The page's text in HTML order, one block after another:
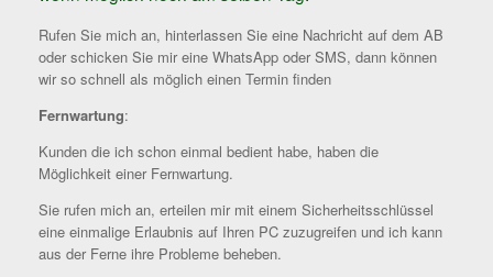
​Rufen Sie mich an, hinterlassen Sie eine Nachricht auf dem AB
oder schicken Sie mir eine WhatsApp oder SMS, dann können
wir so schnell als möglich einen Termin finden
Fernwartung:
Kunden die ich schon einmal bedient habe, haben die
Möglichkeit einer Fernwartung.
Sie rufen mich an, erteilen mir mit einem Sicherheitsschlüssel
eine einmalige Erlaubnis auf Ihren PC zuzugreifen und ich kann
aus der Ferne ihre Probleme beheben.